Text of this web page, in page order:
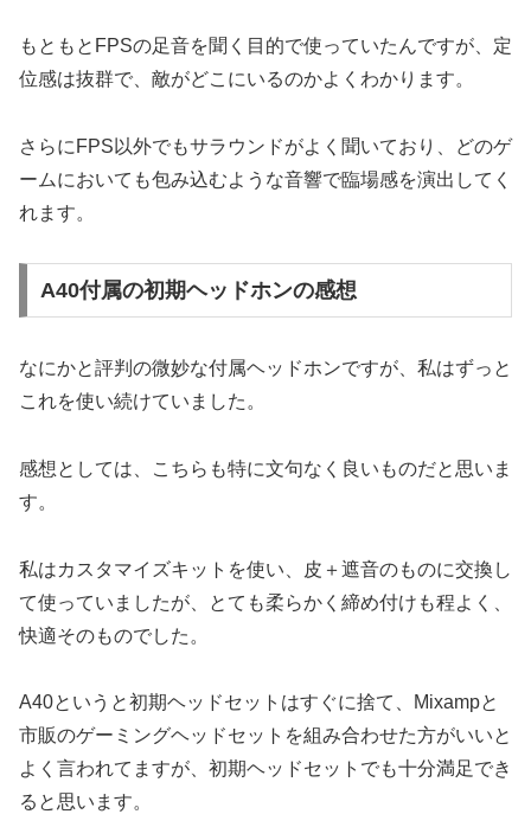
もともとFPSの足音を聞く目的で使っていたんですが、定
位感は抜群で、敵がどこにいるのかよくわかります。
さらにFPS以外でもサラウンドがよく聞いており、どのゲ
ームにおいても包み込むような音響で臨場感を演出してく
れます。
A40付属の初期ヘッドホンの感想
なにかと評判の微妙な付属ヘッドホンですが、私はずっと
これを使い続けていました。
感想としては、こちらも特に文句なく良いものだと思いま
す。
私はカスタマイズキットを使い、皮＋遮音のものに交換し
て使っていましたが、とても柔らかく締め付けも程よく、
快適そのものでした。
A40というと初期ヘッドセットはすぐに捨て、Mixampと
市販のゲーミングヘッドセットを組み合わせた方がいいと
よく言われてますが、初期ヘッドセットでも十分満足でき
ると思います。